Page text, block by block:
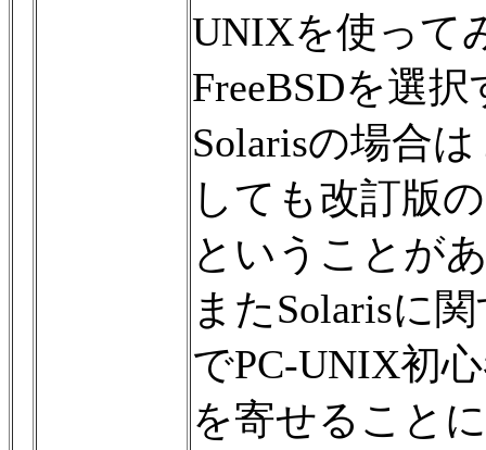
UNIXを使って
FreeBSDを選
Solarisの場合
しても改訂版
ということが
またSolarisに
でPC-UNIX初
を寄せること